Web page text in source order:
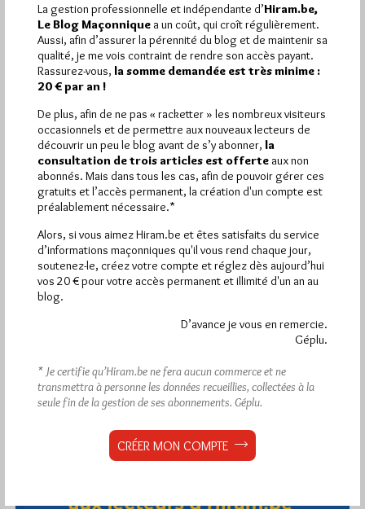
Abonnement aux Newsletters - RSS
La gestion professionnelle et indépendante d’Hiram.be,
Le Blog Maçonnique a un coût, qui croît régulièrement.
Aussi, afin d’assurer la pérennité du blog et de maintenir sa
qualité, je me vois contraint de rendre son accès payant.
Rassurez-vous, la somme demandée est très minime :
20 € par an !
De plus, afin de ne pas « racketter » les nombreux visiteurs
occasionnels et de permettre aux nouveaux lecteurs de
découvrir un peu le blog avant de s’y abonner, la
consultation de trois articles est offerte aux non
abonnés. Mais dans tous les cas, afin de pouvoir gérer ces
gratuits et l’accès permanent, la création d'un compte est
préalablement nécessaire.*
Alors, si vous aimez Hiram.be et êtes satisfaits du service
d’informations maçonniques qu'il vous rend chaque jour,
soutenez-le, créez votre compte et réglez dès aujourd’hui
vos 20 € pour votre accès permanent et illimité d'un an au
blog.
D’avance je vous en remercie.
Géplu.
* Je certifie qu’Hiram.be ne fera aucun commerce et ne
transmettra à personne les données recueillies, collectées à la
seule fin de la gestion de ses abonnements. Géplu.
CRÉER MON COMPTE